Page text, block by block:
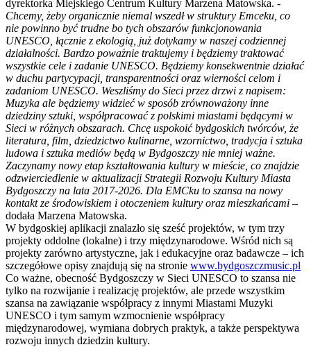
dyrektorka Miejskiego Centrum Kultury Marzena Matowska. -
Chcemy, żeby organicznie niemal wszedł w struktury Emceku, co
nie powinno być trudne bo tych obszarów funkcjonowania
UNESCO, łącznie z ekologią, już dotykamy w naszej codziennej
działalności. Bardzo poważnie traktujemy i będziemy traktować
wszystkie cele i zadanie UNESCO. Będziemy konsekwentnie działać
w duchu partycypacji, transparentności oraz wierności celom i
zadaniom UNESCO. Weszliśmy do Sieci przez drzwi z napisem:
Muzyka ale będziemy widzieć w sposób zrównoważony inne
dziedziny sztuki, współpracować z polskimi miastami będącymi w
Sieci w różnych obszarach. Chcę uspokoić bydgoskich twórców, że
literatura, film, dziedzictwo kulinarne, wzornictwo, tradycja i sztuka
ludowa i sztuka mediów będą w Bydgoszczy nie mniej ważne.
Zaczynamy nowy etap kształtowania kultury w mieście, co znajdzie
odzwierciedlenie w aktualizacji Strategii Rozwoju Kultury Miasta
Bydgoszczy na lata 2017-2026. Dla EMCku to szansa na nowy
kontakt ze środowiskiem i otoczeniem kultury oraz mieszkańcami –
dodała Marzena Matowska.
W bydgoskiej aplikacji znalazło się sześć projektów, w tym trzy
projekty oddolne (lokalne) i trzy międzynarodowe. Wśród nich są
projekty zarówno artystyczne, jak i edukacyjne oraz badawcze – ich
szczegółowe opisy znajdują się na stronie www.bydgoszczmusic.pl
Co ważne, obecność Bydgoszczy w Sieci UNESCO to szansa nie
tylko na rozwijanie i realizację projektów, ale przede wszystkim
szansa na zawiązanie współpracy z innymi Miastami Muzyki
UNESCO i tym samym wzmocnienie współpracy
międzynarodowej, wymiana dobrych praktyk, a także perspektywa
rozwoju innych dziedzin kultury.